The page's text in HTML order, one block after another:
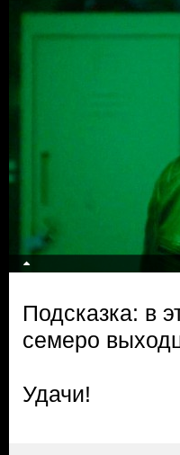
Подсказка: в
семеро
Удачи!